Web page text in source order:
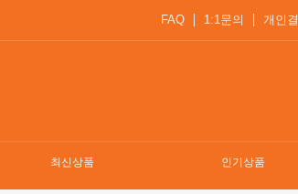
FAQ 1:1문의 개인
최신상품 인기상품